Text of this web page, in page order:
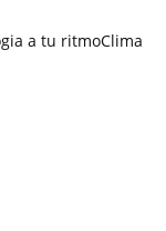
a tu ritmoClima